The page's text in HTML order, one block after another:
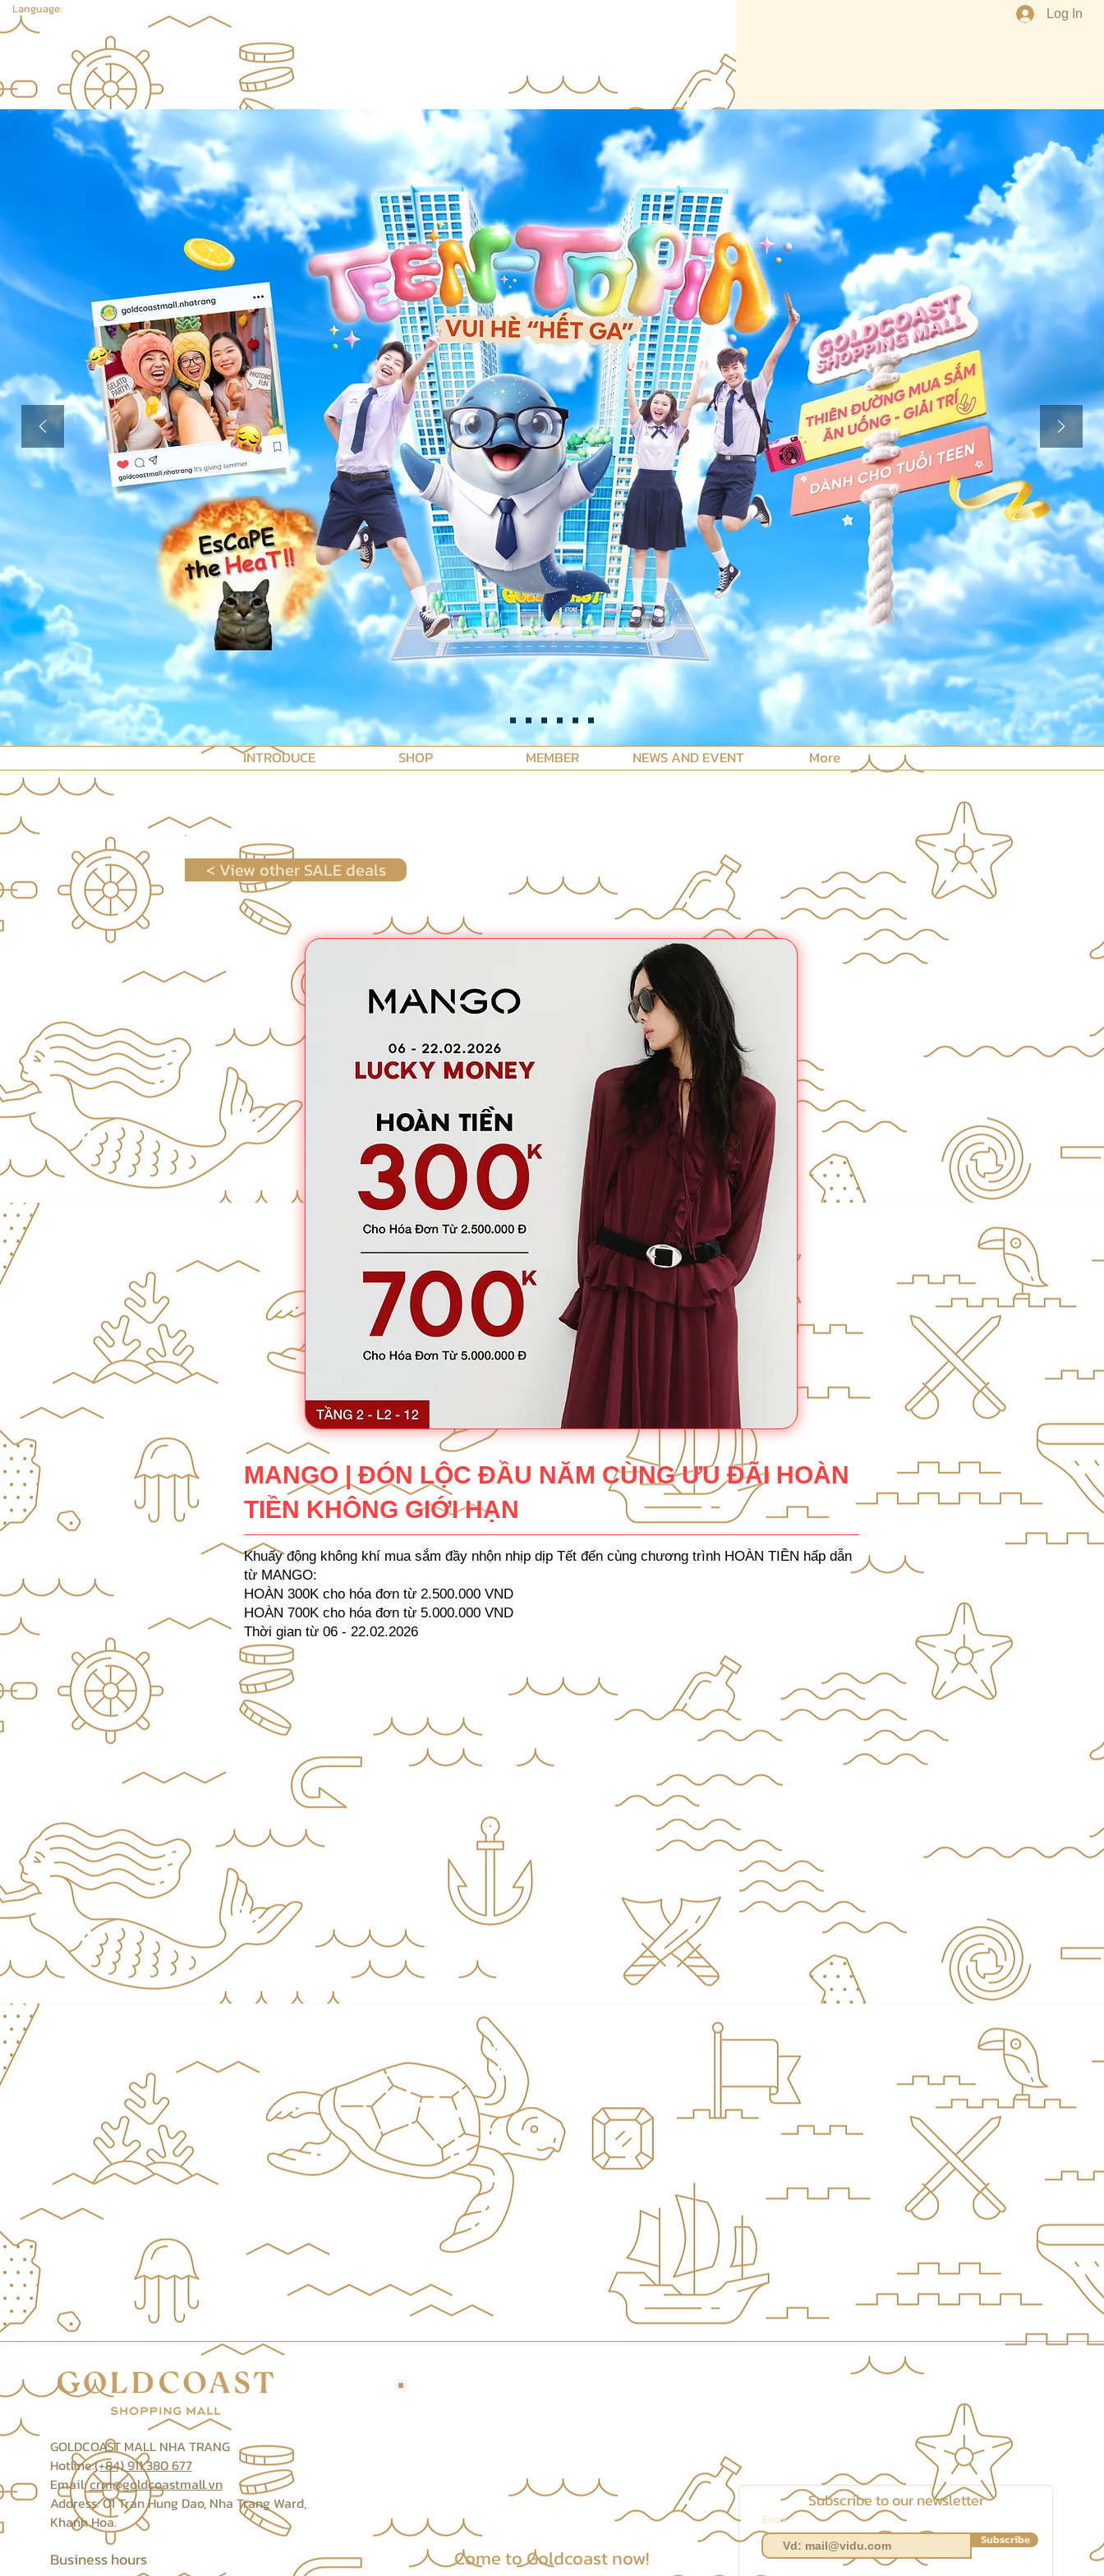
Language: Log In
INTRODUCE SHOP MEMBER NEWS AND EVENT More
< View other SALE deals
MANGO | ĐÓN LỘC ĐẦU NĂM CÙNG ƯU ĐÃI HOÀN
TIỀN KHÔNG GIỚI HẠN
Khuấy động không khí mua sắm đầy nhộn nhịp dịp Tết đến cùng chương trình HOÀN TIỀN hấp dẫn
từ MANGO:
HOÀN 300K cho hóa đơn từ 2.500.000 VND
HOÀN 700K cho hóa đơn từ 5.000.000 VND
Thời gian từ 06 - 22.02.2026
GOLDCOAST MALL NHA TRANG
Hotline:(+84) 911 380 677
Email:crm@goldcoastmall.vn
Address: 01 Tran Hung Dao, Nha Trang Ward,
Khanh Hoa.
Business hours ​Come to Goldcoast now!
Subscribe to our newsletter
Email
Subscribe